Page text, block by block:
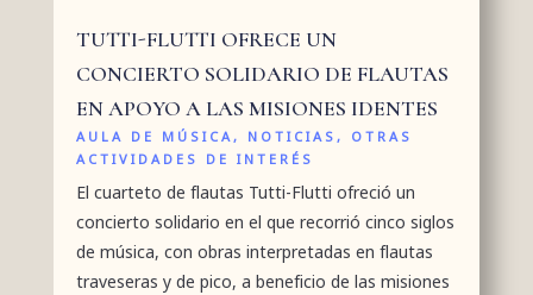
TUTTI-FLUTTI OFRECE UN
CONCIERTO SOLIDARIO DE FLAUTAS
EN APOYO A LAS MISIONES IDENTES
AULA DE MÚSICA, NOTICIAS, OTRAS
ACTIVIDADES DE INTERÉS
El cuarteto de flautas Tutti-Flutti ofreció un
concierto solidario en el que recorrió cinco siglos
de música, con obras interpretadas en flautas
traveseras y de pico, a beneficio de las misiones